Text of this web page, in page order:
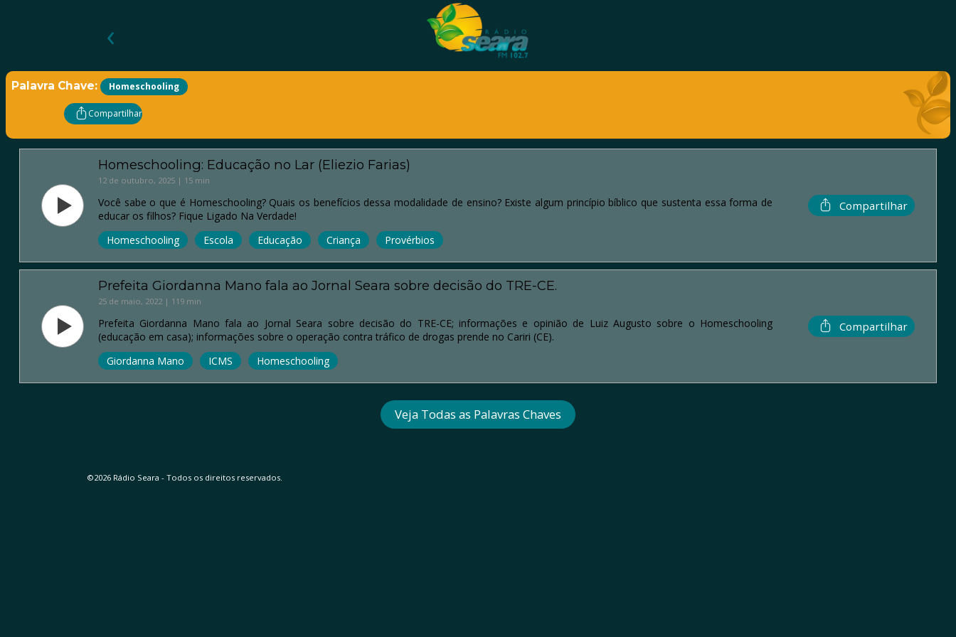
‹
Palavra Chave: Homeschooling
Compartilhar
Homeschooling: Educação no Lar (Eliezio Farias)
12 de outubro, 2025 | 15 min
Você sabe o que é Homeschooling? Quais os benefícios dessa modalidade de ensino? Existe algum princípio bíblico que sustenta essa forma de
educar os filhos? Fique Ligado Na Verdade!
Homeschooling
Escola Educação Criança Provérbios
Compartilhar
Prefeita Giordanna Mano fala ao Jornal Seara sobre decisão do TRE-CE.
25 de maio, 2022 | 119 min
Prefeita Giordanna Mano fala ao Jornal Seara sobre decisão do TRE-CE; informações e opinião de Luiz Augusto sobre o Homeschooling
(educação em casa); informações sobre o operação contra tráfico de drogas prende no Cariri (CE).
Giordanna Mano
ICMS Homeschooling
Compartilhar
Veja Todas as Palavras Chaves
©2026 Rádio Seara - Todos os direitos reservados.